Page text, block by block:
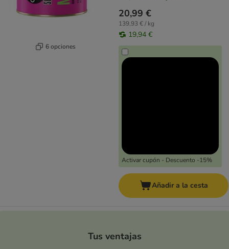
6 opciones
20,99 €
139,93 € / kg
19,94 €
Activar cupón - Descuento -15%
Añadir a la cesta
Tus ventajas